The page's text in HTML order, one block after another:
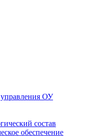
ОУ
состав
обеспечение